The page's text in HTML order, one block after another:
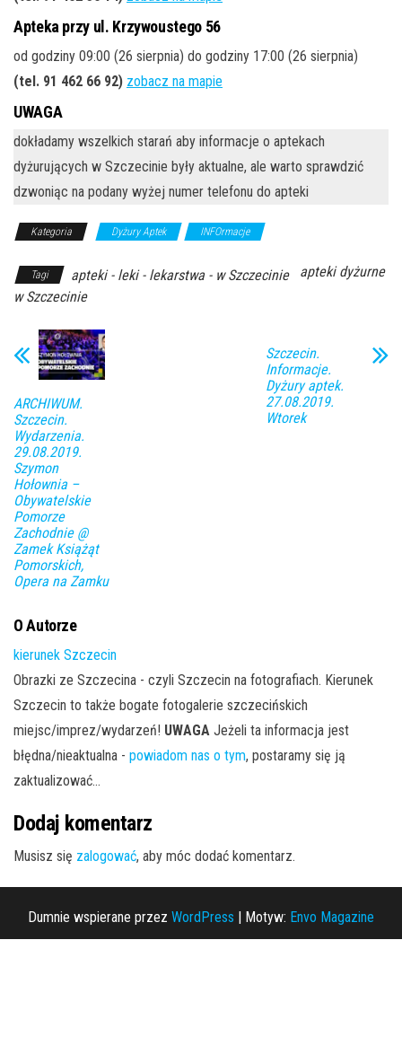
Apteka przy ul. Krzywoustego 56
od godziny 09:00 (26 sierpnia) do godziny 17:00 (26 sierpnia)
(tel. 91 462 66 92) zobacz na mapie
UWAGA
dokładamy wszelkich starań aby informacje o aptekach
dyżurujących w Szczecinie były aktualne, ale warto sprawdzić
dzwoniąc na podany wyżej numer telefonu do apteki
Kategoria Dyżury Aptek INFOrmacje
Tagi apteki - leki - lekarstwa - w Szczecinie
apteki dyżurne
w Szczecinie
ARCHIWUM.
Szczecin.
Wydarzenia.
29.08.2019.
Szymon
Hołownia –
Obywatelskie
Pomorze
Zachodnie @
Zamek Książąt
Pomorskich,
Opera na Zamku
Szczecin.
Informacje.
Dyżury aptek.
27.08.2019.
Wtorek
O Autorze
kierunek Szczecin
Obrazki ze Szczecina - czyli Szczecin na fotografiach. Kierunek
Szczecin to także bogate fotogalerie szczecińskich
miejsc/imprez/wydarzeń! UWAGA Jeżeli ta informacja jest
błędna/nieaktualna - powiadom nas o tym, postaramy się ją
zaktualizować...
Dodaj komentarz
Musisz się zalogować, aby móc dodać komentarz.
Dumnie wspierane przez WordPress | Motyw: Envo Magazine